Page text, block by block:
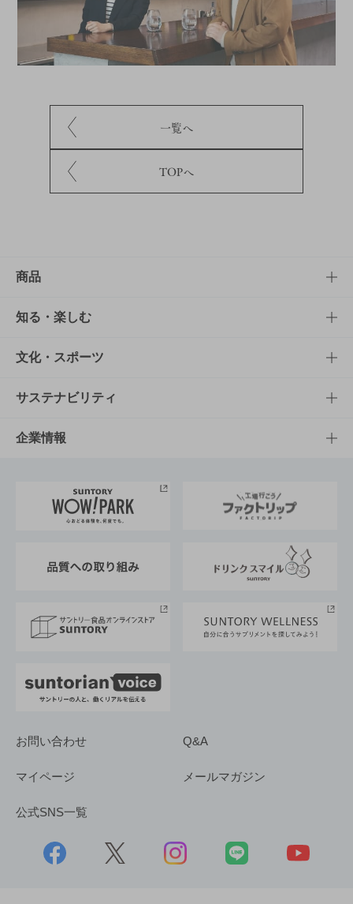
一覧へ
TOPへ
商品
商品TOP
商品一覧
商品発売情報
栄養成分一覧
知る・楽しむ
知る・楽しむTOP
キャンペーン
工場見学
地域情報
文化・スポーツ
文化・スポーツTOP
サントリーホール
サントリーサンバーズ大阪
サステナビリティ
サステナビリティTOP
サントリーが考えるサステナビリティ経営
企業情報
企業概要
採用情報
お問い合わせ Q&A
マイページ メールマガジン
公式SNS一覧